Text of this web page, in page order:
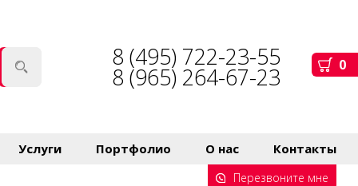
8 (495) 722-23-55
8 (965) 264-67-23
Услуги Портфолио О нас Контакты
Перезвоните мне
0